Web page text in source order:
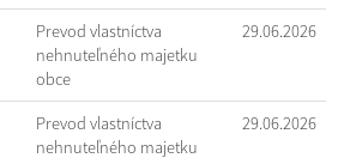
Prevod vlastníctva
nehnuteľného majetku
obce
29.06.2026
Prevod vlastníctva
nehnuteľného majetku
29.06.2026